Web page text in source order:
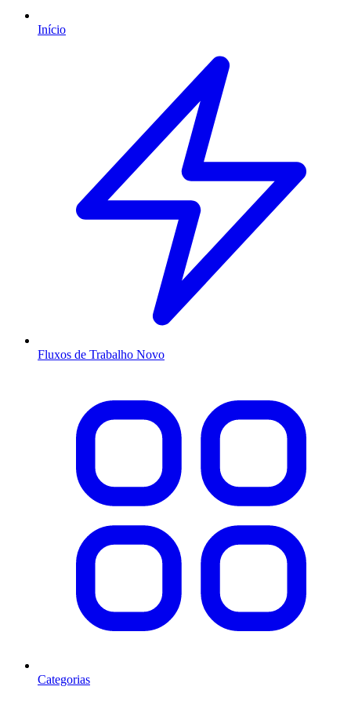
Início
Fluxos de Trabalho Novo
Categorias